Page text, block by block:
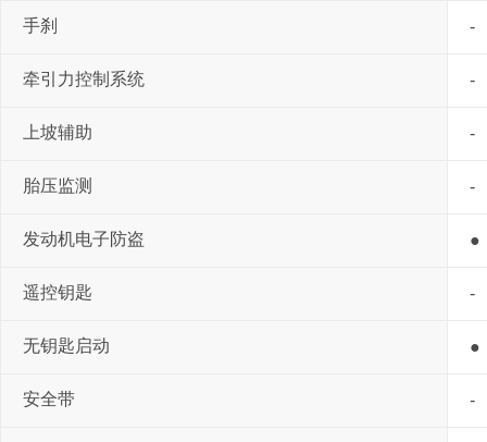
手刹 -
牵引力控制系统 -
上坡辅助 -
胎压监测 -
发动机电子防盗 ●
遥控钥匙 -
无钥匙启动 ●
安全带 -